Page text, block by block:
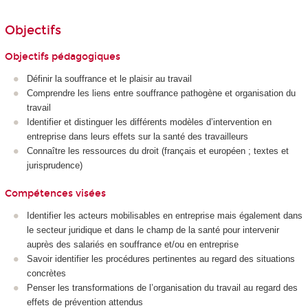
Objectifs
Objectifs pédagogiques
Définir la souffrance et le plaisir au travail
Comprendre les liens entre souffrance pathogène et organisation du
travail
Identifier et distinguer les différents modèles d’intervention en
entreprise dans leurs effets sur la santé des travailleurs
Connaître les ressources du droit (français et européen ; textes et
jurisprudence)
Compétences visées
Identifier les acteurs mobilisables en entreprise mais également dans
le secteur juridique et dans le champ de la santé pour intervenir
auprès des salariés en souffrance et/ou en entreprise
Savoir identifier les procédures pertinentes au regard des situations
concrètes
Penser les transformations de l’organisation du travail au regard des
effets de prévention attendus